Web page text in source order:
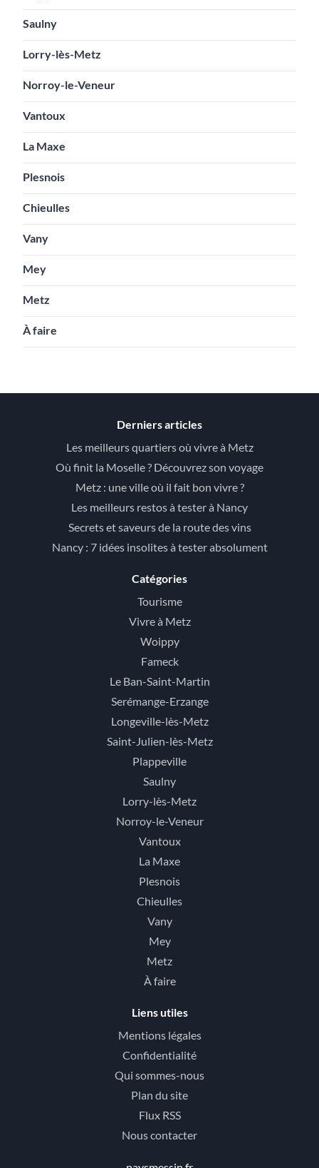
Saulny
Lorry-lès-Metz
Norroy-le-Veneur
Vantoux
La Maxe
Plesnois
Chieulles
Vany
Mey
Metz
À faire
Derniers articles
Les meilleurs quartiers où vivre à Metz
Où finit la Moselle ? Découvrez son voyage
Metz : une ville où il fait bon vivre ?
Les meilleurs restos à tester à Nancy
Secrets et saveurs de la route des vins
Nancy : 7 idées insolites à tester absolument
Catégories
Tourisme
Vivre à Metz
Woippy
Fameck
Le Ban-Saint-Martin
Serémange-Erzange
Longeville-lès-Metz
Saint-Julien-lès-Metz
Plappeville
Saulny
Lorry-lès-Metz
Norroy-le-Veneur
Vantoux
La Maxe
Plesnois
Chieulles
Vany
Mey
Metz
À faire
Liens utiles
Mentions légales
Confidentialité
Qui sommes-nous
Plan du site
Flux RSS
Nous contacter